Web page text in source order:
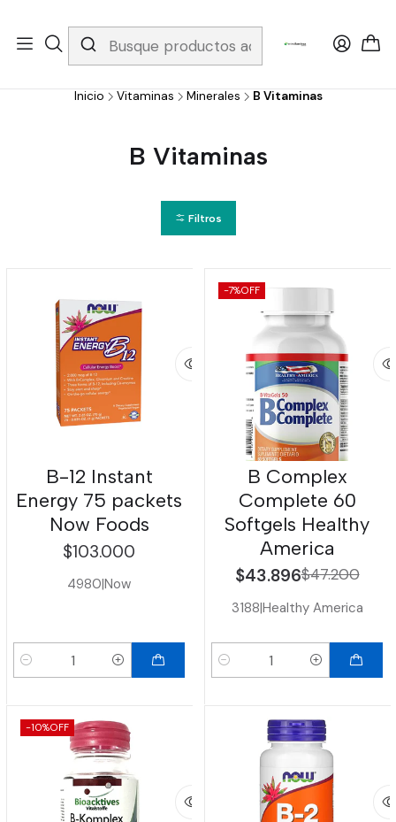
Whatsapp 3229079958/ Fijo 6019251796 / Envios a todo el país y
gratis apartir de 199.000!
Inicio Vitaminas Minerales B Vitaminas
B Vitaminas
Filtros
B-12 Instant
Energy 75 packets
Now Foods
$103.000
4980|Now
Cantidad
-7%OFF
B Complex
Complete 60
Softgels Healthy
America
$43.896$47.200
3188|Healthy America
Cantidad
-10%OFF